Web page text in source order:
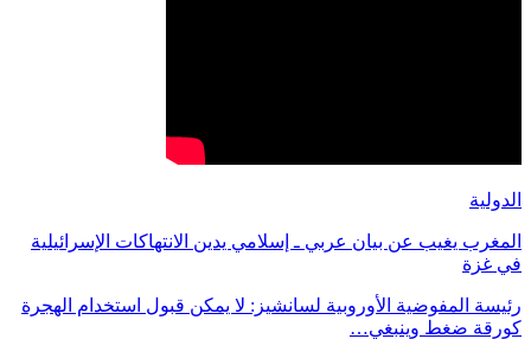
الدولية
المغرب يغيب عن بيان عربي ـ إسلامي يدين الانتهاكات الإسرائيلية
في غزة
رئيسة المفوضية الأوروبية لسانشيز: لا يمكن قبول استخدام الهجرة
كورقة ضغط وينبغي…